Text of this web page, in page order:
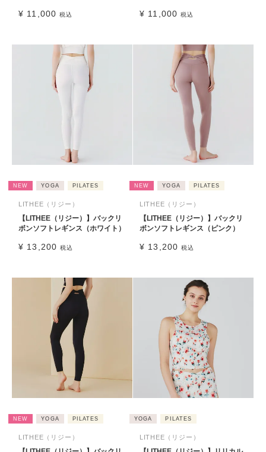
¥ 11,000 税込 ¥ 11,000 税込
NEW YOGA PILATES
LITHEE（リジー）
【LITHEE（リジー）】バックリ
ボンソフトレギンス（ホワイト）
¥ 13,200 税込
NEW YOGA PILATES
LITHEE（リジー）
【LITHEE（リジー）】バックリ
ボンソフトレギンス（ピンク）
¥ 13,200 税込
NEW YOGA PILATES
LITHEE（リジー）
YOGA PILATES
LITHEE（リジー）